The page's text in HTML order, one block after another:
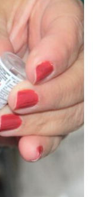
nos dias 10 e 11 de